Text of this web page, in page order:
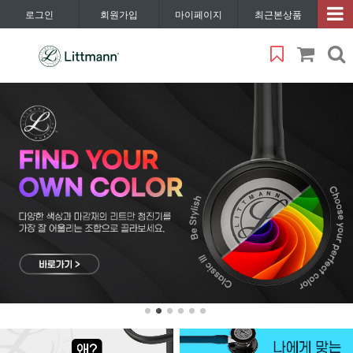
로그인 회원가입 마이페이지 최근본상품